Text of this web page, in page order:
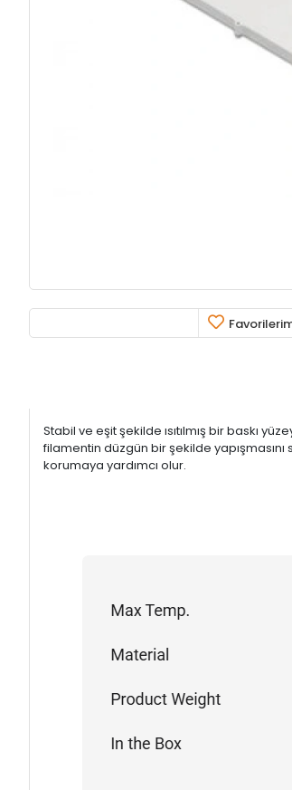
Stabil ve eşit şekilde ısıtılmış bir baskı
filamentin düzgün bir şekilde yapışmasını
korumaya yardımcı olur.